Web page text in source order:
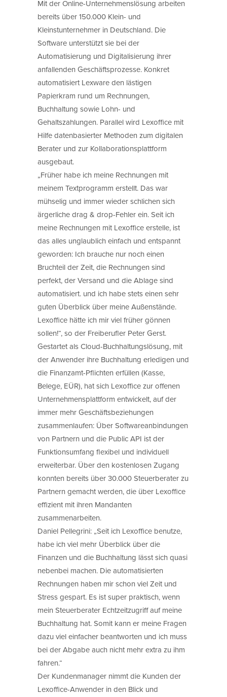
Mit der Online-Unternehmenslösung arbeiten
bereits über 150.000 Klein- und
Kleinstunternehmer in Deutschland. Die
Software unterstützt sie bei der
Automatisierung und Digitalisierung ihrer
anfallenden Geschäftsprozesse. Konkret
automatisiert Lexware den lästigen
Papierkram rund um Rechnungen,
Buchhaltung sowie Lohn- und
Gehaltszahlungen. Parallel wird Lexoffice mit
Hilfe datenbasierter Methoden zum digitalen
Berater und zur Kollaborationsplattform
ausgebaut.
„Früher habe ich meine Rechnungen mit
meinem Textprogramm erstellt. Das war
mühselig und immer wieder schlichen sich
ärgerliche drag & drop-Fehler ein. Seit ich
meine Rechnungen mit Lexoffice erstelle, ist
das alles unglaublich einfach und entspannt
geworden: Ich brauche nur noch einen
Bruchteil der Zeit, die Rechnungen sind
perfekt, der Versand und die Ablage sind
automatisiert. und ich habe stets einen sehr
guten Überblick über meine Außenstände.
Lexoffice hätte ich mir viel früher gönnen
sollen!“, so der Freiberufler Peter Gerst.
Gestartet als Cloud-Buchhaltungslösung, mit
der Anwender ihre Buchhaltung erledigen und
die Finanzamt-Pflichten erfüllen (Kasse,
Belege, EÜR), hat sich Lexoffice zur offenen
Unternehmensplattform entwickelt, auf der
immer mehr Geschäftsbeziehungen
zusammenlaufen: Über Softwareanbindungen
von Partnern und die Public API ist der
Funktionsumfang flexibel und individuell
erweiterbar. Über den kostenlosen Zugang
konnten bereits über 30.000 Steuerberater zu
Partnern gemacht werden, die über Lexoffice
effizient mit ihren Mandanten
zusammenarbeiten.
Daniel Pellegrini: „Seit ich Lexoffice benutze,
habe ich viel mehr Überblick über die
Finanzen und die Buchhaltung lässt sich quasi
nebenbei machen. Die automatisierten
Rechnungen haben mir schon viel Zeit und
Stress gespart. Es ist super praktisch, wenn
mein Steuerberater Echtzeitzugriff auf meine
Buchhaltung hat. Somit kann er meine Fragen
dazu viel einfacher beantworten und ich muss
bei der Abgabe auch nicht mehr extra zu ihm
fahren.“
Der Kundenmanager nimmt die Kunden der
Lexoffice-Anwender in den Blick und